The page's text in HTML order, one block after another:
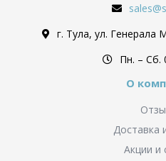
г. Тула, ул. Генерала
Пн. – Cб.
О
Доставка
Акции и